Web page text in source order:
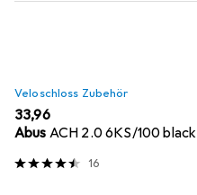
Veloschloss Zubehör
EUR
33,96
Abus ACH 2.0 6KS/100 black
16